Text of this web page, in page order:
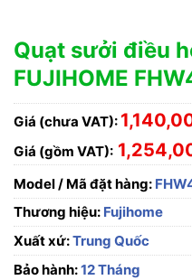
Quạt sưởi điều
FUJIHOME
Giá (chưa VAT):
Giá (gồm VAT):
Model / Mã đặt hàng:
Thương hiệu: Fujihome
Xuất xứ:Trung Quốc
Bảo hành:12 Tháng